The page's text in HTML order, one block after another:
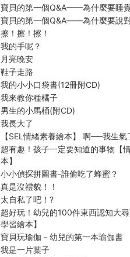
寶貝的第一個Q&A——為什麼要睡
寶貝的第一個Q&A――為什麼要說
擦！擦！擦！
我的手呢？
月亮晚安
鞋子走路
我的小小口袋書(12冊附CD)
我來教你種橘子
男生的小馬桶(附CD)
我長大了
【SEL情緒素養繪本】 啊──我生
超有趣！孩子一定要知道的事物【
本】
小小偵探拼圖書-誰偷吃了蜂蜜？
真是沒禮貌！！
太自私了吧！?
超好玩！幼兒的100件東西認知大
學習繪本】
寶貝玩瑜伽－幼兒的第一本瑜伽書
我是一片葉子